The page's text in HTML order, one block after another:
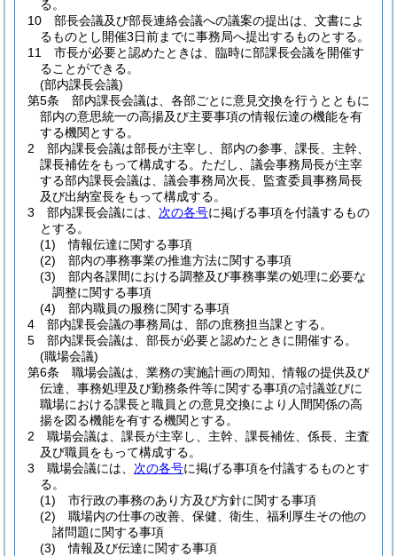
る。
10
部長会議及び部長連絡会議への議案の提出は、文書によ
るものとし開催3日前までに事務局へ提出するものとする。
11
市長が必要と認めたときは、臨時に部課長会議を開催す
ることができる。
(部内課長会議)
第5条
部内課長会議は、各部ごとに意見交換を行うとともに
部内の意思統一の高揚及び主要事項の情報伝達の機能を有
する機関とする。
2
部内課長会議は部長が主宰し、部内の参事、課長、主幹、
課長補佐をもって構成する。 ただし、議会事務局長が主宰
する部内課長会議は、議会事務局次長、監査委員事務局長
及び出納室長をもって構成する。
3
部内課長会議には、 次の各号に掲げる事項を付議するもの
とする。
(1)
情報伝達に関する事項
(2)
部内の事務事業の推進方法に関する事項
(3)
部内各課間における調整及び事務事業の処理に必要な
調整に関する事項
(4)
部内職員の服務に関する事項
4
部内課長会議の事務局は、部の庶務担当課とする。
5
部内課長会議は、部長が必要と認めたときに開催する。
(職場会議)
第6条
職場会議は、業務の実施計画の周知、情報の提供及び
伝達、事務処理及び勤務条件等に関する事項の討議並びに
職場における課長と職員との意見交換により人間関係の高
揚を図る機能を有する機関とする。
2
職場会議は、課長が主宰し、主幹、課長補佐、係長、主査
及び職員をもって構成する。
3
職場会議には、 次の各号に掲げる事項を付議するものとす
る。
(1)
市行政の事務のあり方及び方針に関する事項
(2)
職場内の仕事の改善、保健、衛生、福利厚生その他の
諸問題に関する事項
(3)
情報及び伝達に関する事項